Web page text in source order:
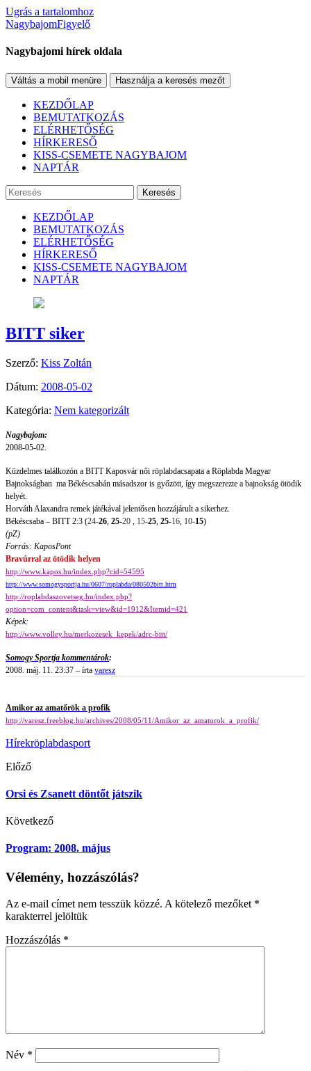
Ugrás a tartalomhoz
NagybajomFigyelő
Nagybajomi hírek oldala
Váltás a mobil menüre Használja a keresés mezőt
KEZDŐLAP
BEMUTATKOZÁS
ELÉRHETŐSÉG
HÍRKERESŐ
KISS-CSEMETE NAGYBAJOM
NAPTÁR
Keresés
KEZDŐLAP
BEMUTATKOZÁS
ELÉRHETŐSÉG
HÍRKERESŐ
KISS-CSEMETE NAGYBAJOM
NAPTÁR
BITT siker
Szerző: Kiss Zoltán
Dátum: 2008-05-02
Kategória: Nem kategorizált
Nagybajom:
2008-05-02.
Küzdelmes találkozón a BITT Kaposvár női röplabdacsapata a Röplabda Magyar
Bajnokságban ma Békéscsabán másadszor is győzött, így megszerezte a bajnokság ötödik
helyét.
Horváth Alaxandra remek játékával jelentősen hozzájárult a sikerhez.
Békéscsaba – BITT 2:3 (24-26, 25-20 , 15-25, 25-16, 10-15)
(pZ)
Forrás: KaposPont
Bravúrral az ötödik helyen
http://www.kapos.hu/index.php?cid=54595
http://www.somogysportja.hu/0607/roplabda/080502bitt.htm
http://roplabdaszovetseg.hu/index.php?
option=com_content&task=view&id=1912&Itemid=421
Képek:
http://www.volley.hu/merkozesek_kepek/adrc-bitt/
Somogy Sportja kommentárok:
2008. máj. 11. 23:37 – írta varesz
Amikor az amatőrök a profik
http://varesz.freeblog.hu/archives/2008/05/11/Amikor_az_amatorok_a_profik/
Hírekröplabdasport
Előző
Orsi és Zsanett döntőt játszik
Következő
Program: 2008. május
Vélemény, hozzászólás?
Az e-mail címet nem tesszük közzé. A kötelező mezőket *
karakterrel jelöltük
Hozzászólás *
Név *